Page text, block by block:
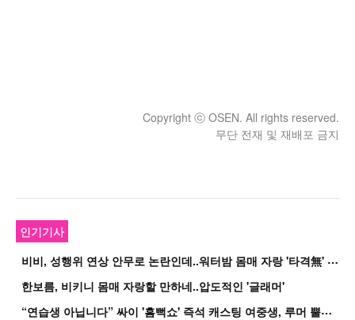
Copyright ⓒ OSEN. All rights reserved.
무단 전재 및 재배포 금지
인기기사
비
비, 성행위 연상 안무로 논란인데..워터밤 몸매 자랑 '타격無' 근황
한보름, 비키니 몸매 자랑할 만하네..압도적인 '글래머'
“
연습생 아닙니다” 싸이 '흠뻑쇼' 즉석 캐스팅 여중생, 루머 뿔났다[Oh!쎈 이...